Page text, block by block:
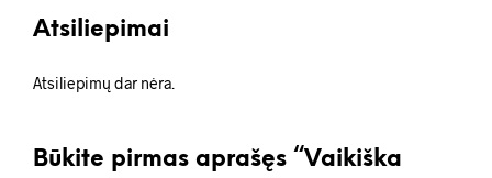
Atsiliepimai
Atsiliepimų dar nėra.
Būkite pirmas aprašęs “Vaikiška